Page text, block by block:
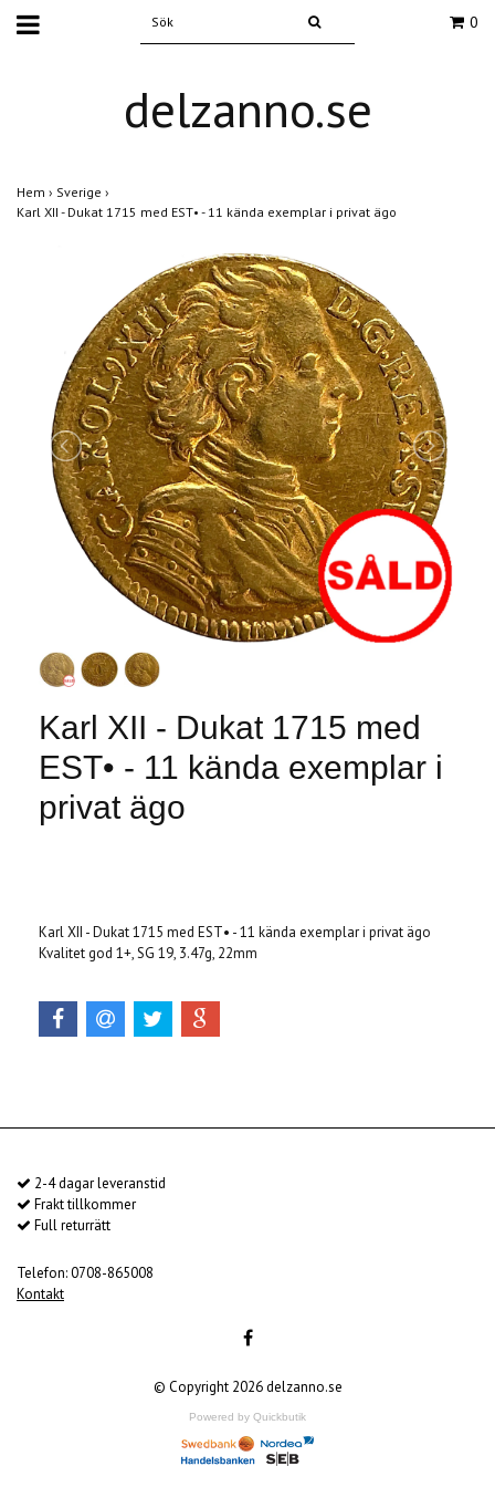
0
delzanno.se
Hem › Sverige ›
Karl XII - Dukat 1715 med EST• - 11 kända exemplar i privat ägo
Karl XII - Dukat 1715 med
EST• - 11 kända exemplar i
privat ägo
Karl XII - Dukat 1715 med EST• - 11 kända exemplar i privat ägo
Kvalitet god 1+, SG 19, 3.47g, 22mm
2-4 dagar leveranstid
Frakt tillkommer
Full returrätt
Telefon: 0708-865008
Kontakt
© Copyright 2026 delzanno.se
Powered by Quickbutik